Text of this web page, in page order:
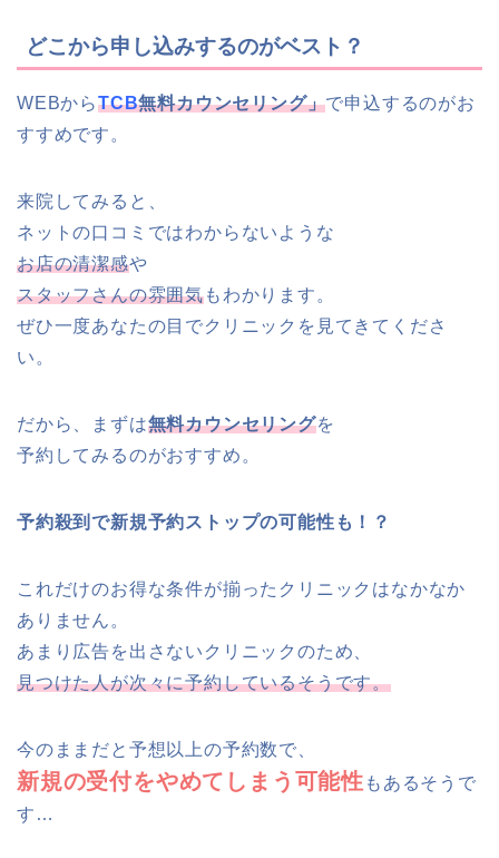
どこから申し込みするのがベスト？
WEBからTCB無料カウンセリング」で申込するのがお
すすめです。
来院してみると、
ネットの口コミではわからないような
お店の清潔感や
スタッフさんの雰囲気もわかります。
ぜひ一度あなたの目でクリニックを見てきてくださ
い。
だから、まずは無料カウンセリングを
予約してみるのがおすすめ。
予約殺到で新規予約ストップの可能性も！？
これだけのお得な条件が揃ったクリニックはなかなか
ありません。
あまり広告を出さないクリニックのため、
見つけた人が次々に予約しているそうです。
今のままだと予想以上の予約数で、
新規の受付をやめてしまう可能性 もあるそうで
す…